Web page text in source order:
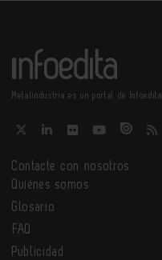
Metalindustria es un portal de Infoedita
Contacte con nosotros
Quiénes somos
Glosario
FAQ
Publicidad